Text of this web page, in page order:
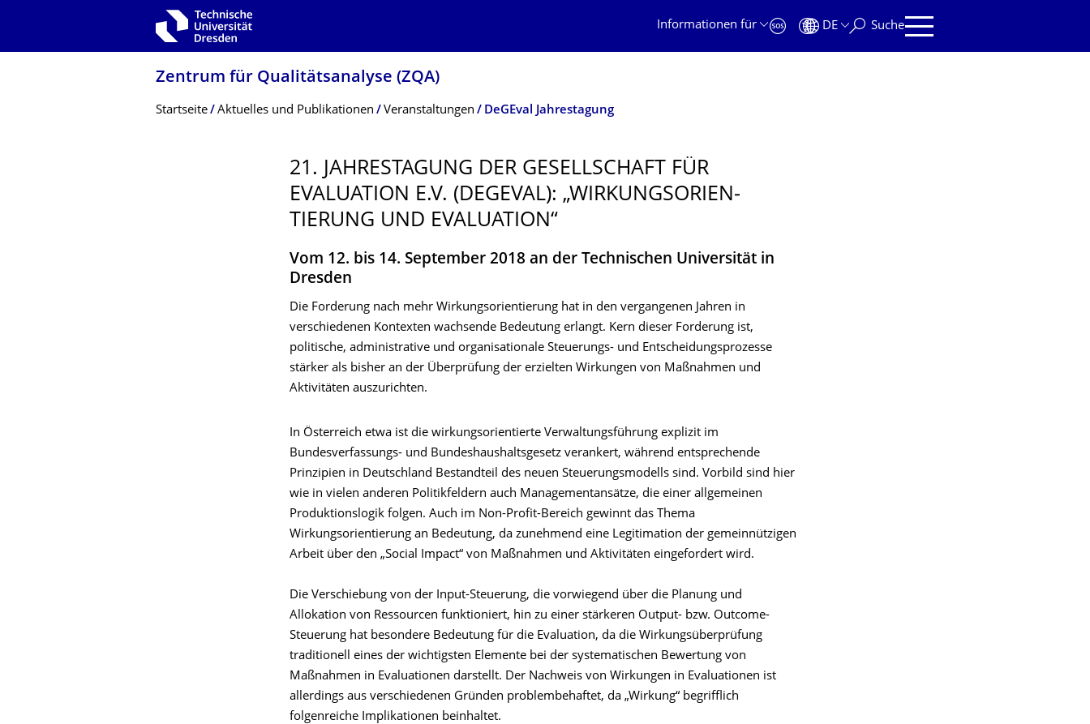
Zur Hauptnavigation springen
Informationen für
DE Suche
Zentrum für Qualitätsanalyse (ZQA)
Breadcrumb-Menü
Startseite Aktuelles und Publikationen Veranstaltungen DeGEval Jahrestagung
21. JAHRESTAGUNG DER GESELLSCHAFT FÜR
EVALUATION E.V. (DEGEVAL): „WIRKUNGSORIEN­
TIERUNG UND EVALUATION“
Vom 12. bis 14. September 2018 an der Technischen Universität in
Dresden
Die Forderung nach mehr Wirkungsorientierung hat in den vergangenen Jahren in
verschiedenen Kontexten wachsende Bedeutung erlangt. Kern dieser Forderung ist,
politische, administrative und organisationale Steuerungs- und Entscheidungsprozesse
stärker als bisher an der Überprüfung der erzielten Wirkungen von Maßnahmen und
Aktivitäten auszurichten.
In Österreich etwa ist die wirkungsorientierte Verwaltungsführung explizit im
Bundesverfassungs- und Bundeshaushaltsgesetz verankert, während entsprechende
Prinzipien in Deutschland Bestandteil des neuen Steuerungsmodells sind. Vorbild sind hier
wie in vielen anderen Politikfeldern auch Managementansätze, die einer allgemeinen
Produktionslogik folgen. Auch im Non-Profit-Bereich gewinnt das Thema
Wirkungsorientierung an Bedeutung, da zunehmend eine Legitimation der gemeinnützigen
Arbeit über den „Social Impact“ von Maßnahmen und Aktivitäten eingefordert wird.
Die Verschiebung von der Input-Steuerung, die vorwiegend über die Planung und
Allokation von Ressourcen funktioniert, hin zu einer stärkeren Output- bzw. Outcome-
Steuerung hat besondere Bedeutung für die Evaluation, da die Wirkungsüberprüfung
traditionell eines der wichtigsten Elemente bei der systematischen Bewertung von
Maßnahmen in Evaluationen darstellt. Der Nachweis von Wirkungen in Evaluationen ist
allerdings aus verschiedenen Gründen problembehaftet, da „Wirkung“ begrifflich
folgenreiche Implikationen beinhaltet.